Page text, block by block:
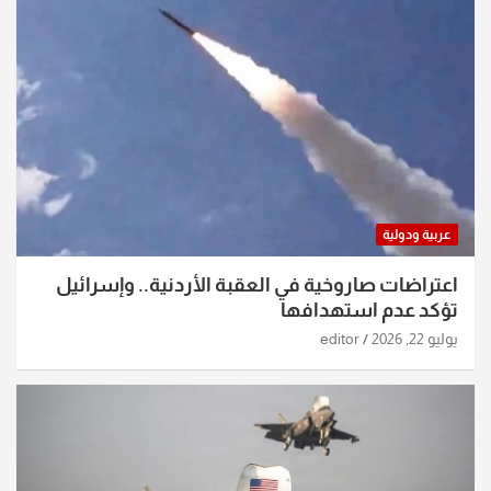
عربية ودولية
اعتراضات صاروخية في العقبة الأردنية.. وإسرائيل
تؤكد عدم استهدافها
يوليو 22, 2026 editor